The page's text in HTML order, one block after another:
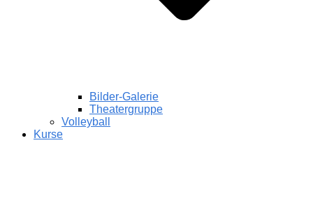
Bilder-Galerie
Theatergruppe
Volleyball
Kurse